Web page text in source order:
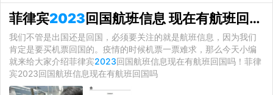
菲律宾2023回国航班信息 现在有航班回国吗
我们不管是出国还是回国，必须要关注的就是航班信息，因为我们
肯定是要买机票回国的。疫情的时候机票一票难求，那么今天小编
就来给大家介绍菲律宾2023回国航班信息现在有航班回国吗！菲律
宾2023回国航班信息现在有航班回国吗